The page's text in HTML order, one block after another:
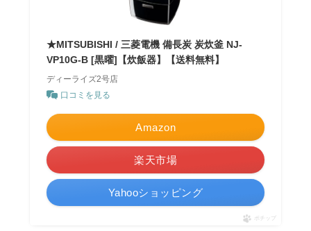
★MITSUBISHI / 三菱電機 備長炭 炭炊釜 NJ-
VP10G-B [黒曜]【炊飯器】【送料無料】
ディーライズ2号店
口コミを見る
Amazon
楽天市場
Yahooショッピング
ポチップ